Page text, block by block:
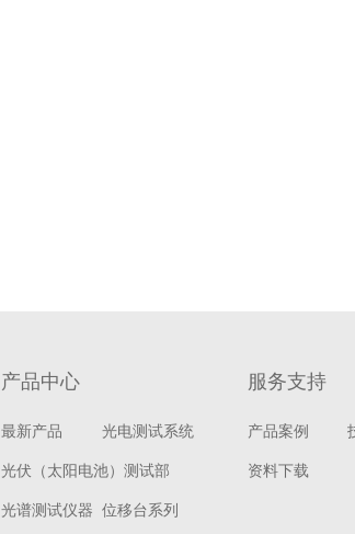
产品中心
最新产品
光电测试系统
光伏（太阳电池）测试部
光谱测试仪器 位移台系列
服务支持
产品案例
资料下载